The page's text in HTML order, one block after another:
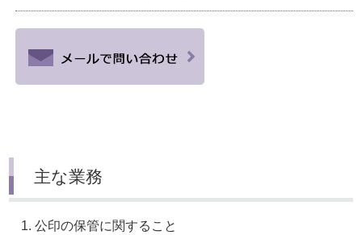
主な業務
公印の保管に関すること